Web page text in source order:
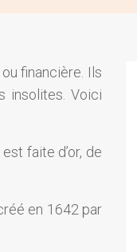
financière. Ils
insolites. Voici
faite d’or, de
en 1642 par